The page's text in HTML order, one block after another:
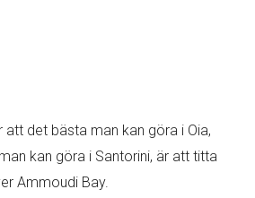
att det bästa man kan göra i Oia,
kan göra i Santorini, är att titta
Ammoudi Bay.